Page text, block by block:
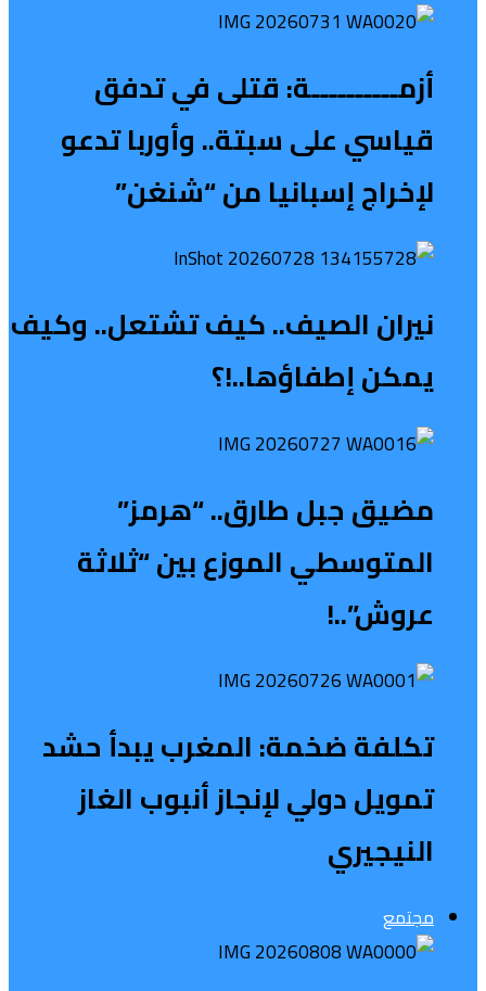
أزمــــــــــة: قتلى في تدفق
قياسي على سبتة.. وأوربا تدعو
لإخراج إسبانيا من “شنغن”
نيران الصيف.. كيف تشتعل.. وكيف
يمكن إطفاؤها..!؟
مضيق جبل طارق.. “هرمز”
المتوسطي الموزع بين “ثلاثة
عروش”..!
تكلفة ضخمة: المغرب يبدأ حشد
تمويل دولي لإنجاز أنبوب الغاز
النيجيري
مجتمع